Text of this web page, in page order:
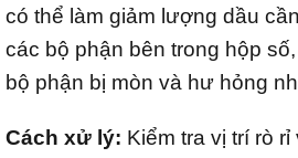
có thể làm giảm lượng dầu
các bộ phận bên trong hộp
bộ phận bị mòn và hư hỏng
Cách xử lý: Kiểm tra vị trí rò